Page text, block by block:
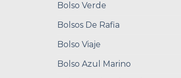
Bolso Verde
Bolsos De Rafia
Bolso Viaje
Bolso Azul Marino